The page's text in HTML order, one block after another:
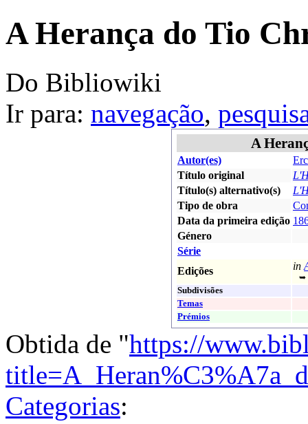
A Herança do Tio
Do Bibliowiki
Ir para: navegação,
A
Autor(es)
Título original
Título(s) alternativo(s)
Tipo de obra
Data da primeira edição
Género
Série
Edições
in
➥
Subdivisões
Temas
Prémios
Obtida de "https://
Categorias: